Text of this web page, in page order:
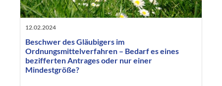
12.02.2024
Beschwer des Gläubigers im
Ordnungsmittelverfahren – Bedarf es eines
bezifferten Antrages oder nur einer
Mindestgröße?